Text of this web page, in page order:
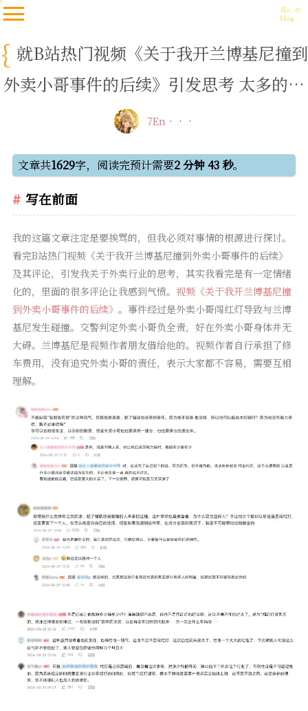
就B站热门视频《关于我开兰博基尼撞到
外卖小哥事件的后续》引发思考 太多的困
境，出路在哪里？
7En
文章共1629字，阅读完预计需要2 分钟 43 秒。
写在前面
我的这篇文章注定是要挨骂的，但我必须对事情的根源进行探讨。
看完B站热门视频《关于我开兰博基尼撞到外卖小哥事件的后续》
及其评论，引发我关于外卖行业的思考，其实我看完是有一定情绪
化的，里面的很多评论让我感到气愤。 视频《关于我开兰博基尼撞
到外卖小哥事件的后续》 。事件经过是外卖小哥闯红灯导致与兰博
基尼发生碰撞。交警判定外卖小哥负全责，好在外卖小哥身体并无
大碍。兰博基尼是视频作者朋友借给他的。视频作者自行承担了修
车费用，没有追究外卖小哥的责任，表示大家都不容易，需要互相
理解。